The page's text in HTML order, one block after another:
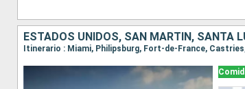
ESTADOS UNIDOS, SAN MARTÍN, SANTA
Itinerario : Miami, Philipsburg, Fort-de-France,